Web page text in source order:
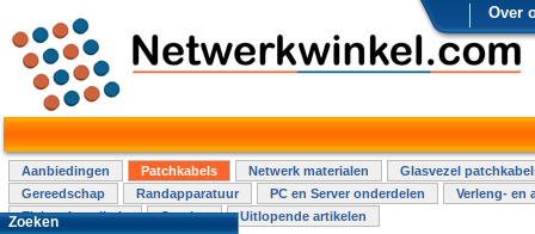
Over
Aanbiedingen Patchkabels Netwerk materialen
Glasvezel
Gereedschap
Randapparatuur PC en Server onderdelen
Verleng- en
Elektra installatie
Overige Uitlopende artikelen
Zoeken